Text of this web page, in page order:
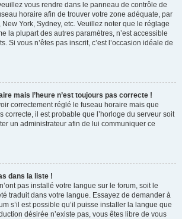
vous rendre dans le panneau de contrôle de
horaire afin de trouver votre zone adéquate, par
York, Sydney, etc. Veuillez noter que le réglage
la plupart des autres paramètres, n’est accessible
Si vous n’êtes pas inscrit, c’est l’occasion idéale de
mais l’heure n’est toujours pas correcte !
correctement réglé le fuseau horaire mais que
correcte, il est probable que l’horloge du serveur soit
un administrateur afin de lui communiquer ce
dans la liste !
pas installé votre langue sur le forum, soit le
traduit dans votre langue. Essayez de demander à
s’il est possible qu’il puisse installer la langue que
désirée n’existe pas, vous êtes libre de vous